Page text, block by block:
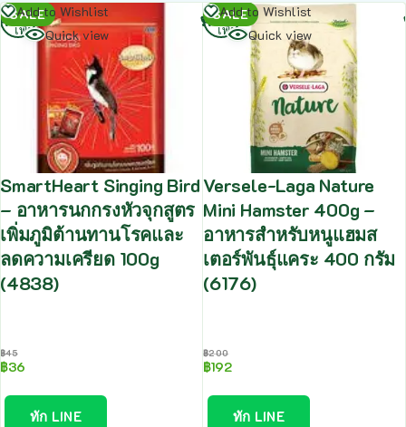
SALE
Add to Wishlist
Quick view
SmartHeart Singing Bird
– อาหารนกกรงหัวจุกสูตร
เพิ่มภูมิต้านทานโรคและ
ลดความเครียด 100g
(4838)
฿45
฿36
ทัก LINE
อ่าน
เพิ่ม
SALE
Add to Wishlist
Quick view
Versele-Laga Nature
Mini Hamster 400g –
อาหารสำหรับหนูแฮมส
เตอร์พันธุ์แคระ 400 กรัม
(6176)
฿200
฿192
ทัก LINE
อ่าน
เพิ่ม